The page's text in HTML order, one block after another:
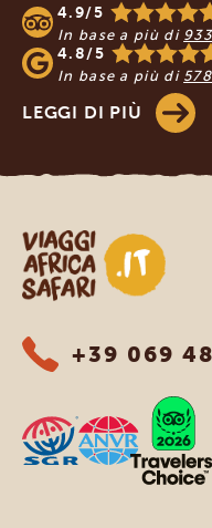
4.9/5
In base a più di
4.8/5
In base a più di
LEGGI DI PIÙ
Viaggi Africa Safari
+39 069